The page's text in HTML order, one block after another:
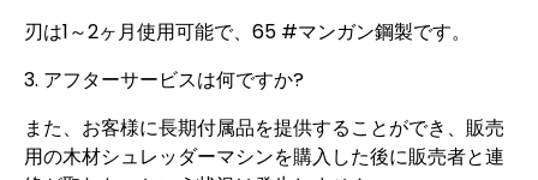
刃は1～2ヶ月使用可能で、65 #マンガン鋼製です。
3. アフターサービスは何ですか?
また、お客様に長期付属品を提供することができ、販売
用の木材シュレッダーマシンを購入した後に販売者と連